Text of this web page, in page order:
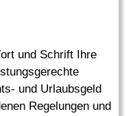
und Schrift Ihre
und Urlaubsgeld
Regelungen und